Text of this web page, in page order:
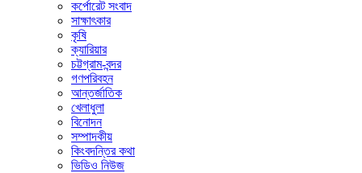
কর্পোরেট সংবাদ
সাক্ষাৎকার
কৃষি
ক্যারিয়ার
চট্টগ্রাম-বন্দর
গণপরিবহন
আন্তর্জাতিক
খেলাধুলা
বিনোদন
সম্পাদকীয়
কিংবদন্তির কথা
ভিডিও নিউজ